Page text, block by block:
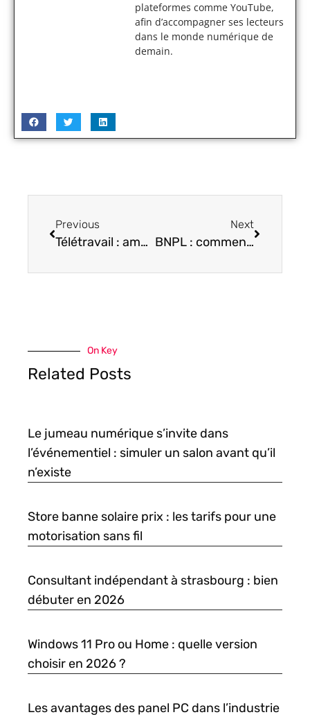
plateformes comme YouTube,
afin d’accompagner ses lecteurs
dans le monde numérique de
demain.
Previous
Télétravail : améliorer son confort avec un seul changement d’accessoire
Next
BNPL : comment réduire les abandons de panier et vendre davantage
On Key
Related Posts
Le jumeau numérique s’invite dans
l’événementiel : simuler un salon avant qu’il
n’existe
Store banne solaire prix : les tarifs pour une
motorisation sans fil
Consultant indépendant à strasbourg : bien
débuter en 2026
Windows 11 Pro ou Home : quelle version
choisir en 2026 ?
Les avantages des panel PC dans l’industrie